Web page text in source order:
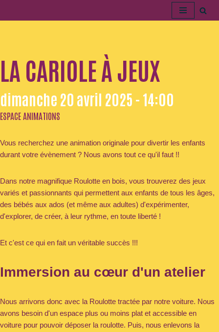
LA CARIOLE À JEUX
dimanche 20 avril 2025 - 14:00
ESPACE ANIMATIONS
Vous recherchez une animation originale pour divertir les enfants
durant votre évènement ? Nous avons tout ce qu'il faut !!
​Dans notre magnifique Roulotte en bois, vous trouverez des jeux
variés et passionnants qui permettent aux enfants de tous les âges,
des bébés aux ados (et même aux adultes) d'expérimenter,
d'explorer, de créer, à leur rythme, en toute liberté !
​Et c'est ce qui en fait un véritable succès !!!
Immersion au cœur d'un atelier
Nous arrivons donc avec la Roulotte tractée par notre voiture. Nous
avons besoin d'un espace plus ou moins plat et accessible en
voiture pour pouvoir déposer la roulotte. Puis, nous enlevons la